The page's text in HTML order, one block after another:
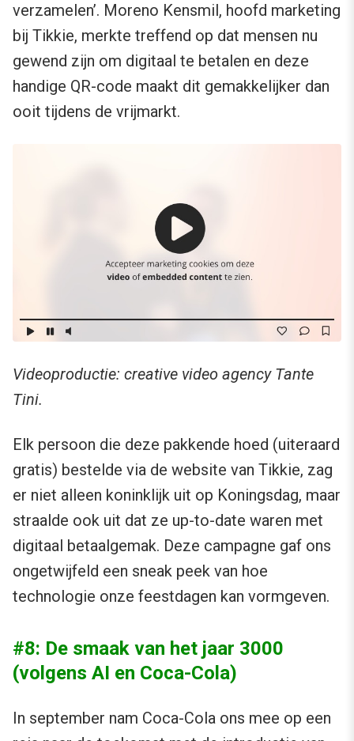
verzamelen’. Moreno Kensmil, hoofd marketing
bij Tikkie, merkte treffend op dat mensen nu
gewend zijn om digitaal te betalen en deze
handige QR-code maakt dit gemakkelijker dan
ooit tijdens de vrijmarkt.
Videoproductie: creative video agency Tante
Tini.
Elk persoon die deze pakkende hoed (uiteraard
gratis) bestelde via de website van Tikkie, zag
er niet alleen koninklijk uit op Koningsdag, maar
straalde ook uit dat ze up-to-date waren met
digitaal betaalgemak. Deze campagne gaf ons
ongetwijfeld een sneak peek van hoe
technologie onze feestdagen kan vormgeven.
#8: De smaak van het jaar 3000
(volgens AI en Coca-Cola)
In september nam Coca-Cola ons mee op een